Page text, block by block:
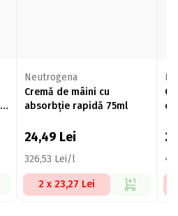
Neutrogena
Cremă de mâini cu
absorbție rapidă 75ml
24,49 Lei
326,53 Lei/l
2 x 23,27 Lei